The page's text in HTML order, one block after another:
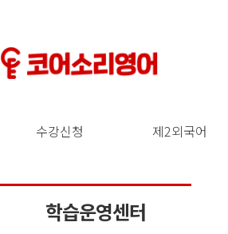
수강신청 제2외국어
학습운영센터